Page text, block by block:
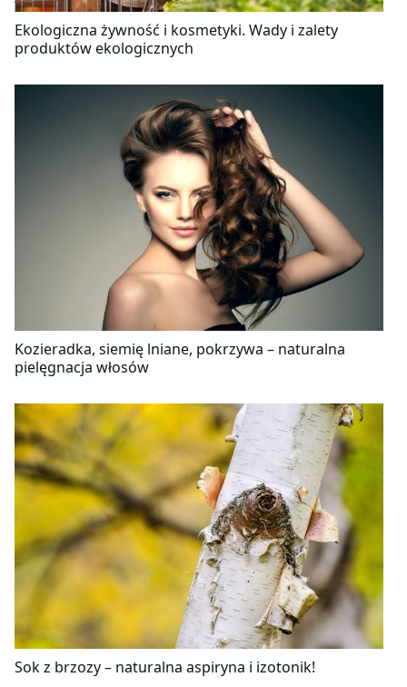
Ekologiczna żywność i kosmetyki. Wady i zalety
produktów ekologicznych
Kozieradka, siemię lniane, pokrzywa – naturalna
pielęgnacja włosów
Sok z brzozy – naturalna aspiryna i izotonik!